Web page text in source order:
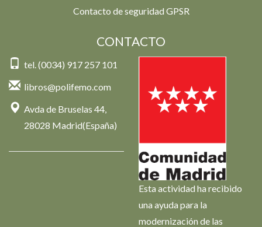
Contacto de seguridad GPSR
CONTACTO
tel. (0034) 917 257 101
libros@polifemo.com
Avda de Bruselas 44,
28028 Madrid(España)
Esta actividad ha recibido
una ayuda para la
modernización de las